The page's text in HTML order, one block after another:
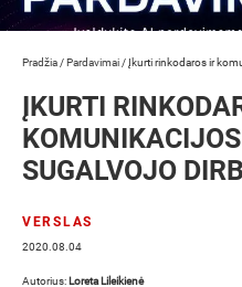
Pradžia /Pardavimai / Įkurti rinkodaros ir
ĮKURTI
SUGALVOJO
VERSLAS
2020.08.04
Autorius: Loreta Lileikienė